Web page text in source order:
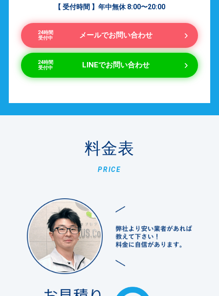
【 受付時間 】年中無休 8:00〜20:00
24時間
受付中
メールでお問い合わせ
24時間
受付中
LINEでお問い合わせ
料金表
PRICE